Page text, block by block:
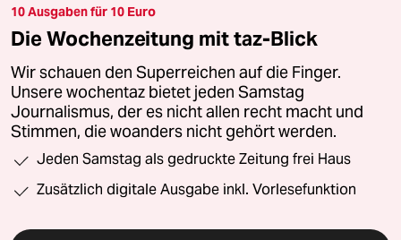
10 Ausgaben für 10 Euro
Die Wochenzeitung mit taz-Blick
Wir schauen den Superreichen auf die Finger.
Unsere wochentaz bietet jeden Samstag
Journalismus, der es nicht allen recht macht und
Stimmen, die woanders nicht gehört werden.
Jeden Samstag als gedruckte Zeitung frei Haus
Zusätzlich digitale Ausgabe inkl. Vorlesefunktion